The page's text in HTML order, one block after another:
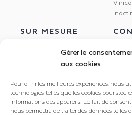
Gérer le
aux cookies
Pour offrir les meilleures expériences, nous
technologies telles que les cookies pour
informations des appareils. Le fait de
nous permettra de traiter des données telles
SUR MESURE
Éclairage circadien
Gestion de l'éclairage
Dalle LED imprimée
395